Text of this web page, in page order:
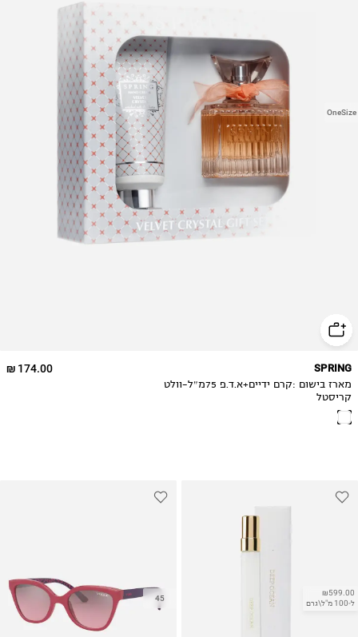
OneSize
174.00 ₪ SPRING
מארז בישום :קרם ידיים+א.ד.פ 75מ״ל-וולט
קריסטל
₪599.00
ל-100 מ"ל\גרם
45